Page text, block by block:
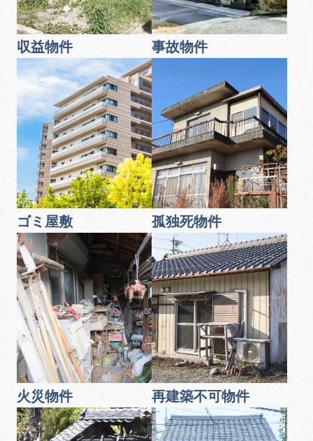
収益物件 事故物件
ゴミ屋敷 孤独死物件
火災物件 再建築不可物件